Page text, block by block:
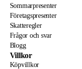
Sommarpresenter
Företagspresenter
Skatteregler
Frågor och svar
Blogg
Villkor
Köpvillkor